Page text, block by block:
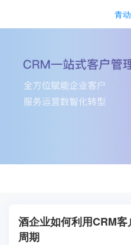
青
酒企业如何利用CRM
周期